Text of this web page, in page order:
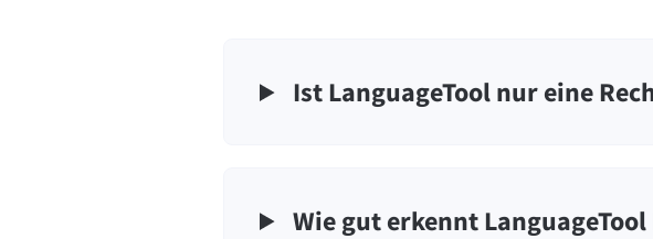
Ist LanguageTool nur eine
Wie gut erkennt